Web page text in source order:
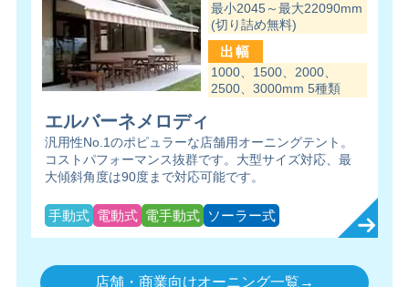
最小2045～最大22090mm
(切り詰め無料)
出幅
1000、1500、2000、
2500、3000mm 5種類
エルバーネメロディ
汎用性No.1のポピュラーな店舗用オーニングテント。
コストパフォーマンス抜群です。大型サイズ対応、最
大傾斜角度は90度まで対応可能です。
手動式 電動式 電手動式 ソーラー式
店舗・商業向けオーニング一覧→